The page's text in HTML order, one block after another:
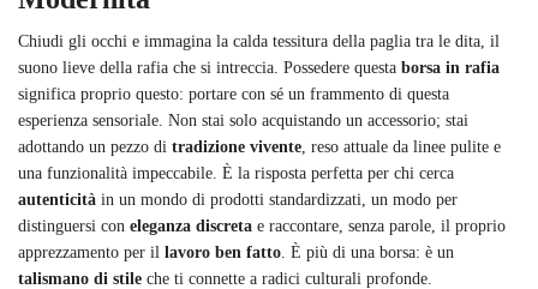
Chiudi gli occhi e immagina la calda tessitura della paglia tra le dita, il
suono lieve della rafia che si intreccia. Possedere questa borsa in rafia
significa proprio questo: portare con sé un frammento di questa
esperienza sensoriale. Non stai solo acquistando un accessorio; stai
adottando un pezzo di tradizione vivente , reso attuale da linee pulite e
una funzionalità impeccabile. È la risposta perfetta per chi cerca
autenticità in un mondo di prodotti standardizzati, un modo per
distinguersi con eleganza discreta e raccontare, senza parole, il proprio
apprezzamento per il lavoro ben fatto . È più di una borsa: è un
talismano di stile che ti connette a radici culturali profonde.